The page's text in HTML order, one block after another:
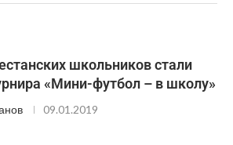
школьников стали
«Мини-футбол – в школу»
09.01.2019